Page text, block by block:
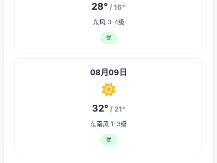
28° / 16°
东风 3-4级
优
08月09日
32° / 21°
东南风 1-3级
优